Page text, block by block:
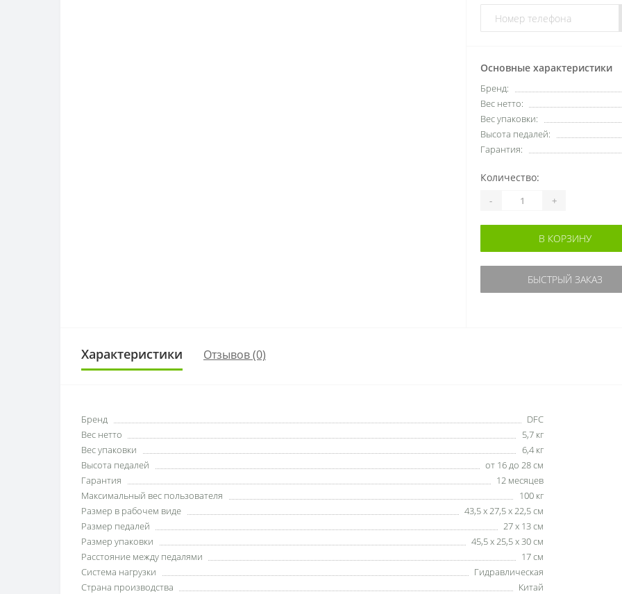
Основные характеристики
Бренд:
Вес нетто:
Вес упаковки:
Высота педалей:
Гарантия:
Количество:
- +
В КОРЗИНУ
БЫСТРЫЙ ЗАКАЗ
Характеристики Отзывов (0)
Бренд
DFC
Вес нетто
5,7 кг
Вес упаковки
6,4 кг
Высота педалей
от 16 до 28 см
Гарантия
12 месяцев
Максимальный вес пользователя
100 кг
Размер в рабочем виде
43,5 х 27,5 х 22,5 см
Размер педалей
27 х 13 см
Размер упаковки
45,5 х 25,5 х 30 см
Расстояние между педалями
17 см
Система нагрузки
Гидравлическая
Страна производства
Китай